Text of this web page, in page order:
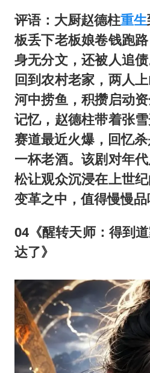
评语：大厨赵德柱重生
板丢下老板娘卷钱跑
身无分文，还被人追债
回到农村老家，两人
河中捞鱼，积攒启动
记忆，赵德柱带着张
赛道最近火爆，回忆
一杯老酒。该剧对年
松让观众沉浸在上世
变革之中，值得慢慢品
04《醒转天师：得到
达了》